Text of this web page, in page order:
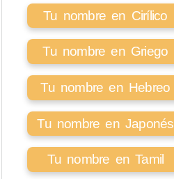
Tu nombre en Cirílico
Tu nombre en Griego
Tu nombre en Hebreo
Tu nombre en Japonés
Tu nombre en Tamil